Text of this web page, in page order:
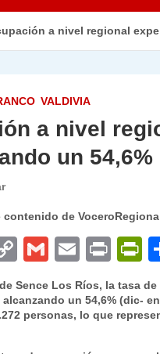
a nivel regional
VALDIVIA
a nivel
un 54,6%
de
C
o
p
y
G
m
ai
l
E
m
ai
l
P
ri
nt
P
ri
Sence Los Ríos, la tasa
un 54,6% (dic-
personas, lo que